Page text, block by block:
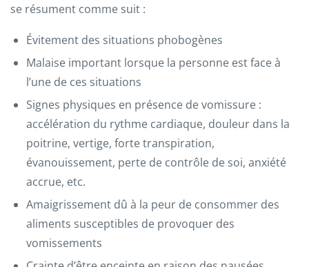
se résument comme suit :
Évitement des situations phobogènes
Malaise important lorsque la personne est face à
l’une de ces situations
Signes physiques en présence de vomissure :
accélération du rythme cardiaque, douleur dans la
poitrine, vertige, forte transpiration,
évanouissement, perte de contrôle de soi, anxiété
accrue, etc.
Amaigrissement dû à la peur de consommer des
aliments susceptibles de provoquer des
vomissements